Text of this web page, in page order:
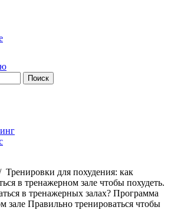
Тренировки для похудения: как
в тренажерном зале чтобы похудеть.
в тренажерных залах? Программа
зале Правильно тренироваться чтобы